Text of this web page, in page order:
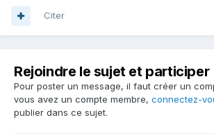
Citer
Rejoindre le sujet et participer
Pour poster un message, il faut créer un
vous avez un compte membre, connectez-
publier dans ce sujet.